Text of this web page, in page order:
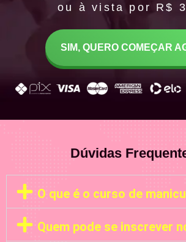
ou à vista por R$
SIM, QUERO COMEÇAR
Dúvidas
O que é o curso de
Quem pode se inscrever